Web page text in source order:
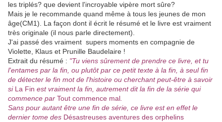
les triplés? que devient l'incroyable vipère mort sûre?
Mais je le recommande quand même à tous les jeunes de mon
âge(CM1). La façon dont il écrit le résumé et le livre est vraiment
très originale (il nous parle directement).
J'ai passé des vraiment supers moments en compagnie de
Violette, Klaus et Prunille Baudelaire !
Extrait du résumé : "Tu viens sûrement de prendre ce livre, et tu
l'entames par la fin, ou plutôt par ce petit texte à la fin, à seul fin
de détecter le fin mot de l'histoire ou cherchant peut-être à savoir
siLa Fin est vraiment la fin, autrement dit la fin de la série qui
commence par Tout commence mal
Sans pour autant être une fin de série, ce livre est en effet le
dernier tome des Désastreuses aventures des orphelins